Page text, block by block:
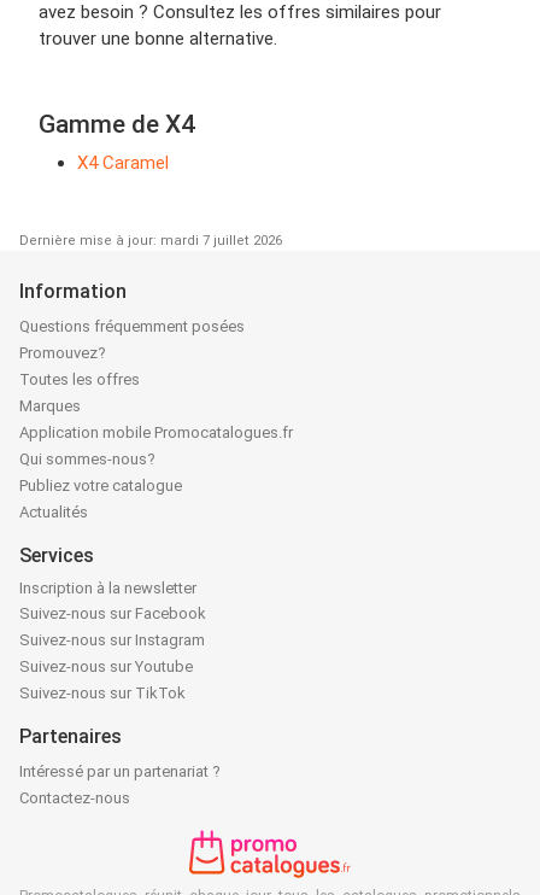
avez besoin ? Consultez les offres similaires pour
trouver une bonne alternative.
Gamme de X4
X4 Caramel
Dernière mise à jour: mardi 7 juillet 2026
Information
Questions fréquemment posées
Promouvez?
Toutes les offres
Marques
Application mobile Promocatalogues.fr
Qui sommes-nous?
Publiez votre catalogue
Actualités
Services
Inscription à la newsletter
Suivez-nous sur Facebook
Suivez-nous sur Instagram
Suivez-nous sur Youtube
Suivez-nous sur TikTok
Partenaires
Intéressé par un partenariat ?
Contactez-nous